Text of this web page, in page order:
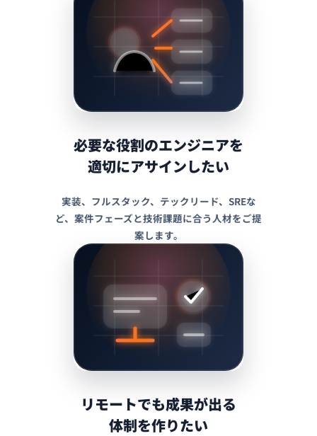
必要な役割のエンジニアを
適切にアサインしたい
実装、フルスタック、テックリード、SREな
ど、案件フェーズと技術課題に合う人材をご提
案します。
リモートでも成果が出る
体制を作りたい